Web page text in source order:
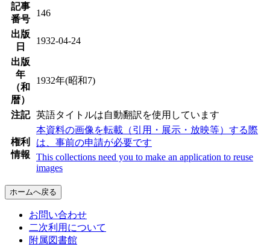
記事
番号
146
出版
日
1932-04-24
出版
年
（和
暦）
1932年(昭和7)
注記 英語タイトルは自動翻訳を使用しています
権利
情報
本資料の画像を転載（引用・展示・放映等）する際
は、事前の申請が必要です
This collections need you to make an application to reuse
images
ホームへ戻る
お問い合わせ
二次利用について
附属図書館